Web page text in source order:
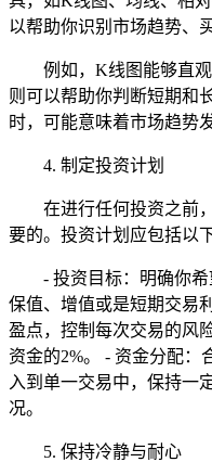
以帮助你识别市场趋势、
例如，K线图能够直
则可以帮助你判断短期和
时，可能意味着市场趋势
4. 制定投资计划
在进行任何投资之前
要的。投资计划应包括以
- 投资目标：明确你
保值、增值或是短期交易
盈点，控制每次交易的风
资金的2%。 - 资金分配：
入到单一交易中，保持一
况。
5. 保持冷静与耐心